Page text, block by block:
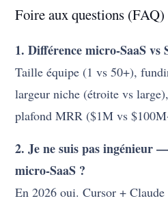
Foire aux questions (FAQ)
1. Différence micro-SaaS vs
Taille équipe (1 vs 50+),
largeur niche (étroite vs
plafond MRR ($1M vs
2. Je ne suis pas ingénieur
micro-SaaS ?
En 2026 oui. Cursor +